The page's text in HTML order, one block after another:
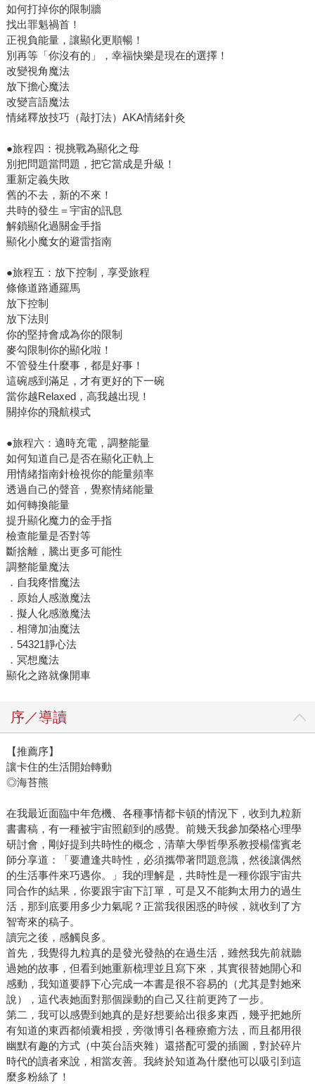
如何打掉你的限制牆
找出罪魁禍首！
正視負能量，讓顯化更順暢！
別再等「你沒有的」，幸福快樂是現在的選擇！
改變視角魔法
放下擔心魔法
改變言語魔法
情緒釋放技巧（敲打法）AKA情緒針灸
●旅程四：視挑戰為顯化之母
別把問題當問題，把它當成是升級！
重新定義失敗
舊的不去，新的不來！
共時的發生＝宇宙的訊息
解鎖顯化過關金手指
顯化小魔女的避雷指南
●旅程五：放下控制，享受旅程
條條道路通羅馬
放下控制
放下法則
你的堅持會成為你的限制
麥勾限制你的顯化啦！
不管發生什麼事，都是好事！
這碗感到滿足，才有更好的下一碗
當你越Relaxed，高我越出現！
關掉你的飛航模式
●旅程六：適時充電，調整能量
如何知道自己是否在顯化正軌上
用情緒指南針檢視你的能量頻率
透過自己的聲音，覺察情緒能量
如何轉換能量
提升顯化魔力的金手指
檢查能量是否對等
斷捨離，騰出更多可能性
調整能量魔法
．自我疼惜魔法
．原始人感激魔法
．擬人化感激魔法
．相簿加油魔法
．54321靜心法
．冥想魔法
顯化之路就像開車
序／導讀
【推薦序】
讓卡住的生活開始轉動
◎海苔熊
在我最近面臨中年危機、各種事情都卡頓的情況下，收到九粒新
書書稿，有一種被宇宙照顧到的感覺。前幾天我參加榮格心理學
研討會，剛好提到共時性的概念，清華大學哲學系教授楊儒賓老
師分享道：「要遭逢共時性，必須攜帶著問題意識，然後讓偶然
的生活事件來巧遇你。」我的理解是，共時性是一種你跟宇宙共
同合作的結果，你要跟宇宙下訂單，可是又不能夠太用力的過生
活，那到底要用多少力氣呢？正當我很困惑的時候，就收到了方
智寄來的稿子。
讀完之後，感觸良多。
首先，我覺得九粒真的是發光發熱的在過生活，雖然我先前就聽
過她的故事，但看到她重新梳理並且寫下來，其實很替她開心和
感動，我知道要靜下心完成一本書是很不容易的（尤其是對她來
說），這代表她面對那個躁動的自己又往前更跨了一步。
第二，我可以感覺到她真的是好想要給出很多東西，幾乎把她所
有知道的東西都傾囊相授，旁徵博引各種療癒方法，而且都用很
幽默有趣的方式（中英台語夾雜）還搭配可愛的插圖，對於碎片
時代的讀者來說，相當友善。我終於知道為什麼他可以吸引到這
麼多粉絲了！